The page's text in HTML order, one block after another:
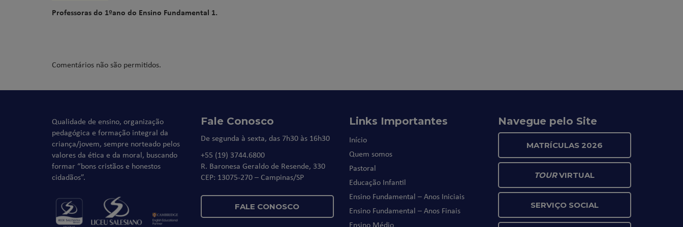
Professoras do 1ºano do Ensino Fundamental 1.
Comentários não são permitidos.
Qualidade de ensino, organização
pedagógica e formação integral da
criança/jovem, sempre norteado pelos
valores da ética e da moral, buscando
formar “bons cristãos e honestos
cidadãos”.
Fale Conosco
De segunda à sexta, das 7h30 às 16h30
+55 (19) 3744.6800
R. Baronesa Geraldo de Resende, 330
CEP: 13075-270 – Campinas/SP
FALE CONOSCO
Links Importantes
Início
Quem somos
Pastoral
Educação Infantil
Ensino Fundamental – Anos Iniciais
Ensino Fundamental – Anos Finais
Ensino Médio
Navegue pelo Site
MATRÍCULAS 2026
TOURVIRTUAL
SERVIÇO SOCIAL